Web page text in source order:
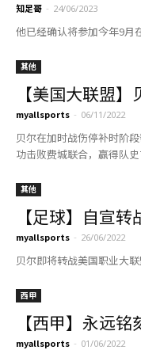
知足哥 - 24/06/2023
他已经确认将参加今年9月
其他
【美国大联盟
myallsports - 06/11/2022
贝尔在加时战伤停补时阶
功击败费城联合，赢得队
其他
【足球】自宣
myallsports - 26/06/2022
贝尔即将转战美国职业大
西甲
【西甲】永远
myallsports - 01/06/2022